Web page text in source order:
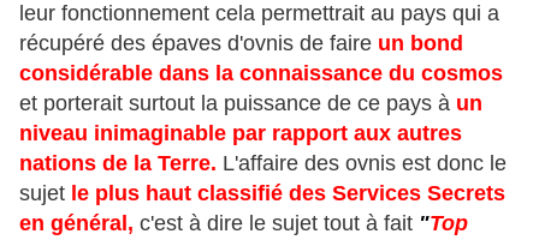
leur fonctionnement cela permettrait au pays qui a
récupéré des épaves d'ovnis de faire un bond
considérable dans la connaissance du cosmos
et porterait surtout la puissance de ce pays à un
niveau inimaginable par rapport aux autres
nations de la Terre. L'affaire des ovnis est donc le
sujet le plus haut classifié des Services Secrets
en général, c'est à dire le sujet tout à fait "Top